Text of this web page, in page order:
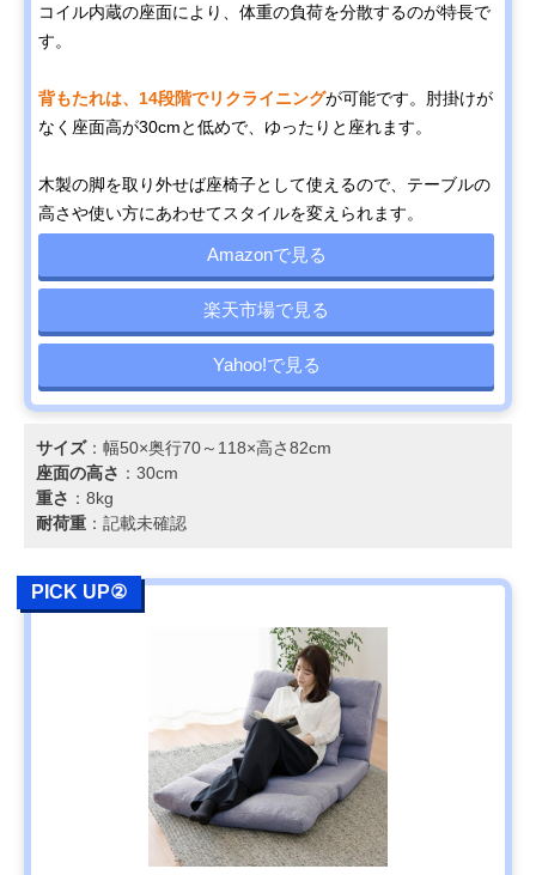
コイル内蔵の座面により、体重の負荷を分散するのが特長で
す。
背もたれは、14段階でリクライニングが可能です。肘掛けが
なく座面高が30cmと低めで、ゆったりと座れます。
木製の脚を取り外せば座椅子として使えるので、テーブルの
高さや使い方にあわせてスタイルを変えられます。
Amazonで見る
楽天市場で見る
Yahoo!で見る
サイズ：幅50×奥行70～118×高さ82cm
座面の高さ ：30cm
重さ ：8kg
耐荷重 ：記載未確認
PICK UP②